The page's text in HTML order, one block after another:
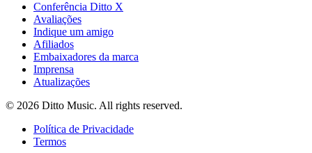
Conferência Ditto X
Avaliações
Indique um amigo
Afiliados
Embaixadores da marca
Imprensa
Atualizações
© 2026 Ditto Music. All rights reserved.
Política de Privacidade
Termos